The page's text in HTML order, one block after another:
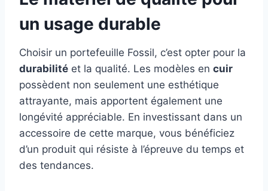
un usage durable
Choisir un portefeuille Fossil, c’est opter pour la
durabilité et la qualité. Les modèles en cuir
possèdent non seulement une esthétique
attrayante, mais apportent également une
longévité appréciable. En investissant dans un
accessoire de cette marque, vous bénéficiez
d’un produit qui résiste à l’épreuve du temps et
des tendances.